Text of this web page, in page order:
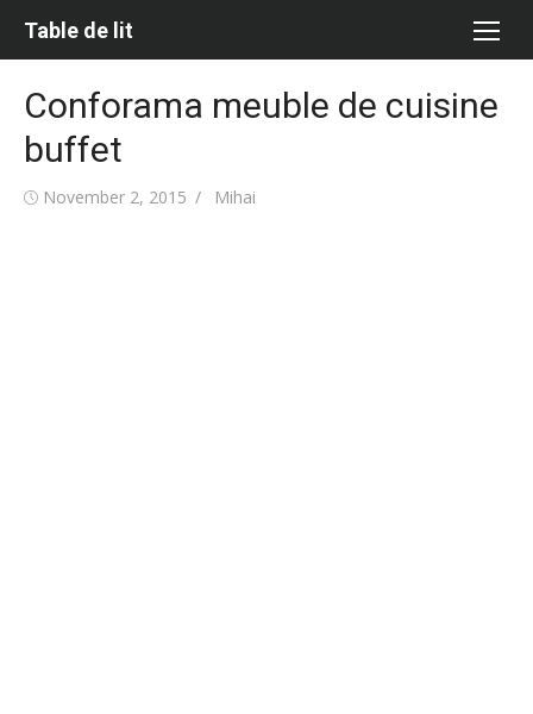
Table de lit
Conforama meuble de cuisine
buffet
Posted
November 2, 2015 Author
Mihai